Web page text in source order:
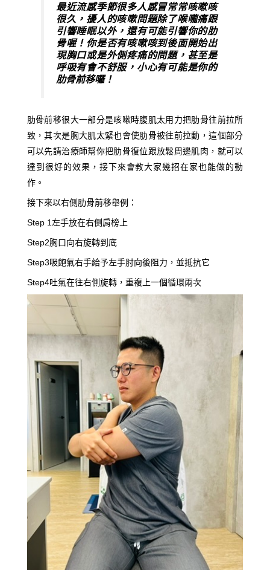
最近流感季節很多人感冒常常咳嗽咳
很久，擾人的咳嗽問題除了喉嚨痛跟
引響睡眠以外，還有可能引響你的肋
骨喔！你是否有咳嗽咳到後面開始出
現胸口或是外側疼痛的問題，甚至是
呼吸有會不舒服，小心有可能是你的
肋骨前移囉！
肋骨前移很大一部分是咳嗽時腹肌太用力把肋骨往前拉所
致，其次是胸大肌太緊也會使肋骨被往前拉動，這個部分
可以先請治療師幫你把肋骨復位跟放鬆周邊肌肉，就可以
達到很好的效果，接下來會教大家幾招在家也能做的動
作。
接下來以右側肋骨前移舉例：
Step 1左手放在右側肩榜上
Step2胸口向右旋轉到底
Step3吸飽氣右手給予左手肘向後阻力，並抵抗它
Step4吐氣在往右側旋轉，重複上一個循環兩次